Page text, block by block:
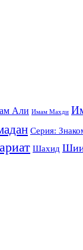
Али Имам Махди
Серия:
Шахид